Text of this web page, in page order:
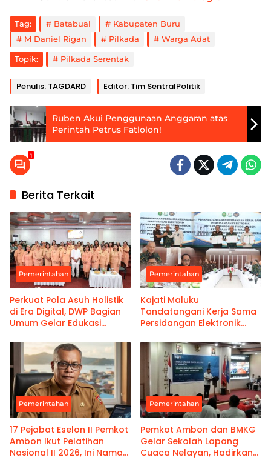
Tag: Batabual
Kabupaten Buru
M Daniel Rigan
Pilkada Warga Adat
Topik: Pilkada Serentak
Penulis: TAGDARD Editor: Tim SentralPolitik
Ruben Akui Penggunaan Anggaran atas
Perintah Petrus Fatlolon!
1
Berita Terkait
Pemerintahan
Perkuat Pola Asuh Holistik
di Era Digital, DWP Bagian
Umum Gelar Edukasi
Pemerintahan
Kajati Maluku
Tandatangani Kerja Sama
Persidangan Elektronik
Kanwil Pemasyarakatan
Maluku
Pemerintahan
17 Pejabat Eselon II Pemkot
Ambon Ikut Pelatihan
Nasional II 2026, Ini Nama-
Pemerintahan
Pemkot Ambon dan BMKG
Gelar Sekolah Lapang
Cuaca Nelayan, Hadirkan